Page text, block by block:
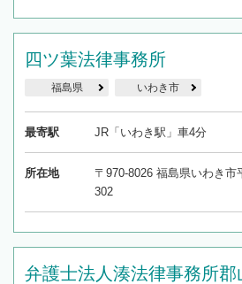
四ツ葉法律事務所
福島県 いわき市
最寄駅 JR「いわき駅」車4分
所在地
〒970-8026 福島県いわき市
302
弁護士法人湊法律事務所郡